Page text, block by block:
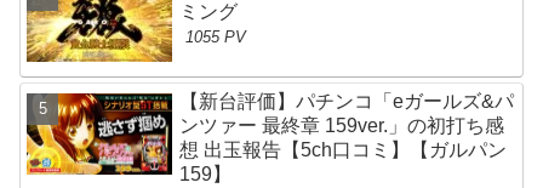
ミング
1055 PV
【新台評価】パチンコ「eガールズ&パ
ンツァー 最終章 159ver.」の初打ち感
想 出玉報告【5ch口コミ】【ガルパン
159】